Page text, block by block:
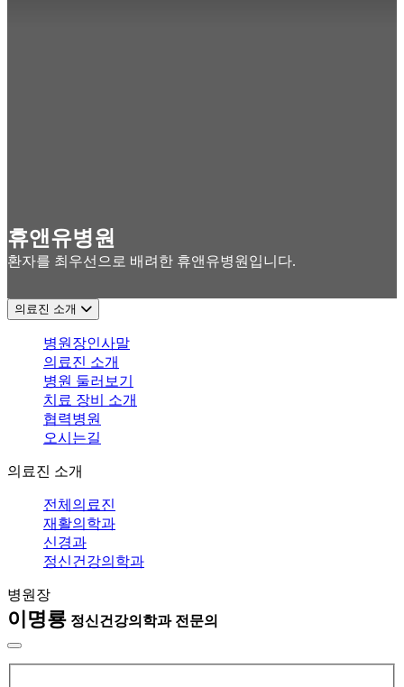
휴앤유병원
환자를 최우선으로 배려한 휴앤유병원입니다.
의료진 소개
병원장인사말
의료진 소개
병원 둘러보기
치료 장비 소개
협력병원
오시는길
의료진 소개
전체의료진
재활의학과
신경과
정신건강의학과
병원장
이명룡 정신건강의학과 전문의